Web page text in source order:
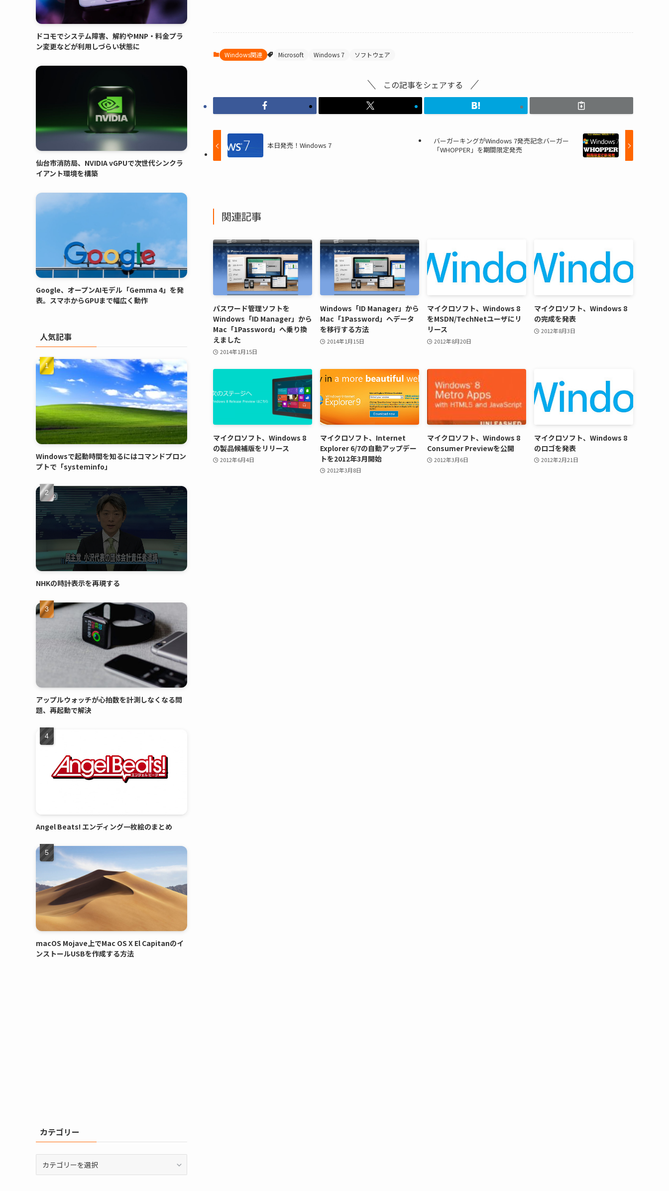
Windows関連 Microsoft Windows 7 ソフトウェア
この記事をシェアする
本日発売！Windows 7
バーガーキングがWindows 7発売記念バーガー
「WHOPPER」を期間限定発売
関連記事
パスワード管理ソフトを
Windows「ID Manager」から
Mac「1Password」へ乗り換
えました
2014年1月15日
Windows「ID Manager」から
Mac「1Password」へデータ
を移行する方法
2014年1月15日
マイクロソフト、Windows 8
をMSDN/TechNetユーザにリ
リース
2012年8月20日
マイクロソフト、Windows 8
の完成を発表
2012年8月3日
マイクロソフト、Windows 8
の製品候補版をリリース
2012年6月4日
マイクロソフト、Internet
Explorer 6/7の自動アップデー
トを2012年3月開始
2012年3月8日
マイクロソフト、Windows 8
Consumer Previewを公開
2012年3月6日
マイクロソフト、Windows 8
のロゴを発表
2012年2月21日
ドコモでシステム障害、解約やMNP・料金プラ
ン変更などが利用しづらい状態に
仙台市消防局、NVIDIA vGPUで次世代シンクラ
イアント環境を構築
Google、オープンAIモデル「Gemma 4」を発
表。スマホからGPUまで幅広く動作
人気記事
Windowsで起動時間を知るにはコマンドプロン
プトで「systeminfo」
NHKの時計表示を再現する
アップルウォッチが心拍数を計測しなくなる問
題、再起動で解決
Angel Beats! エンディング一枚絵のまとめ
macOS Mojave上でMac OS X El Capitanのイ
ンストールUSBを作成する方法
カテゴリー